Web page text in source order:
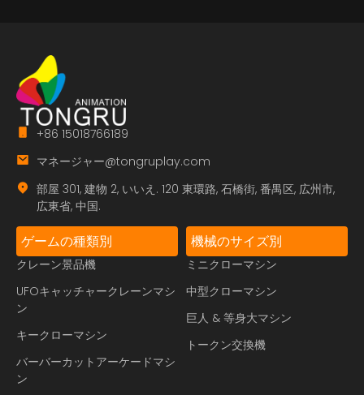
+86 15018766189
マネージャー@tongruplay.com
部屋 301, 建物 2, いいえ. 120 東環路, 石橋街, 番禺区, 広州市,
広東省, 中国.
ゲームの種類別
クレーン景品機
UFOキャッチャークレーンマシ
ン
キークローマシン
バーバーカットアーケードマシ
ン
機械のサイズ別
ミニクローマシン
中型クローマシン
巨人 & 等身大マシン
トークン交換機